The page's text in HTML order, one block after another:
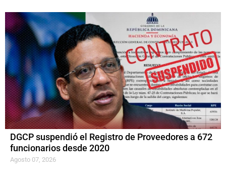
DGCP suspendió el Registro de Proveedores a 672
funcionarios desde 2020
Agosto 07, 2026